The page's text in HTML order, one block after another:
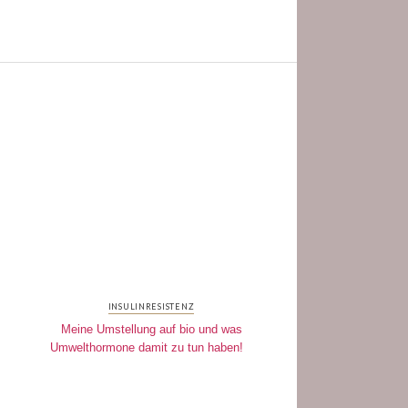
INSULINRESISTENZ
Meine Umstellung auf bio und was
Umwelthormone damit zu tun haben!